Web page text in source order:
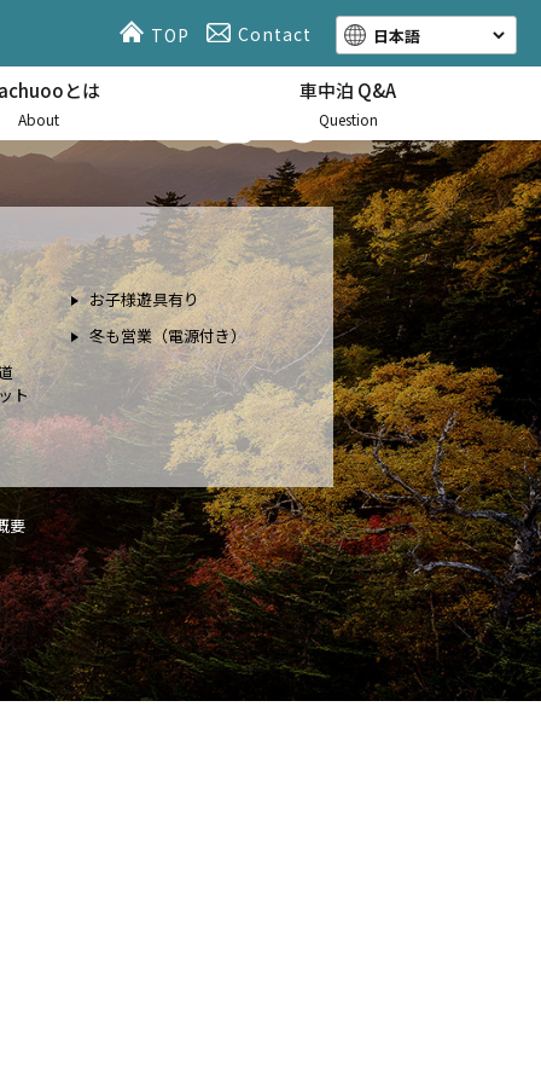
Contact
TOP
とは
About
車中泊 Q&A
Question
お子様遊具有り
冬も営業（電源付き）
ト
要